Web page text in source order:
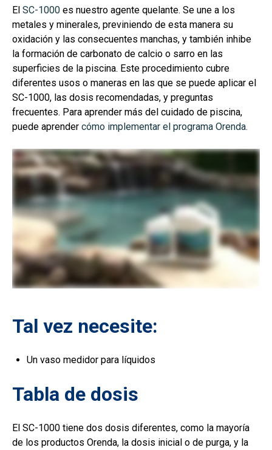
El SC-1000 es nuestro agente quelante. Se une a los
metales y minerales, previniendo de esta manera su
oxidación y las consecuentes manchas, y también inhibe
la formación de carbonato de calcio o sarro en las
superficies de la piscina. Este procedimiento cubre
diferentes usos o maneras en las que se puede aplicar el
SC-1000, las dosis recomendadas, y preguntas
frecuentes. Para aprender más del cuidado de piscina,
puede aprender cómo implementar el programa Orenda.
Tal vez necesite:
Un vaso medidor para líquidos
Tabla de dosis
El SC-1000 tiene dos dosis diferentes, como la mayoría
de los productos Orenda, la dosis inicial o de purga, y la